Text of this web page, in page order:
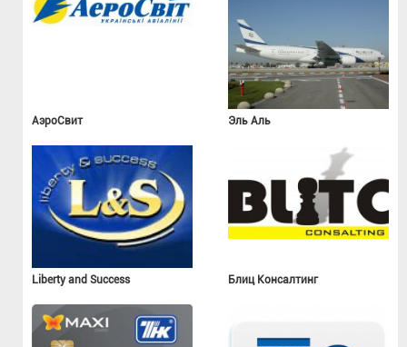
АэроСвит Эль Аль
Liberty and Success Блиц Консалтинг